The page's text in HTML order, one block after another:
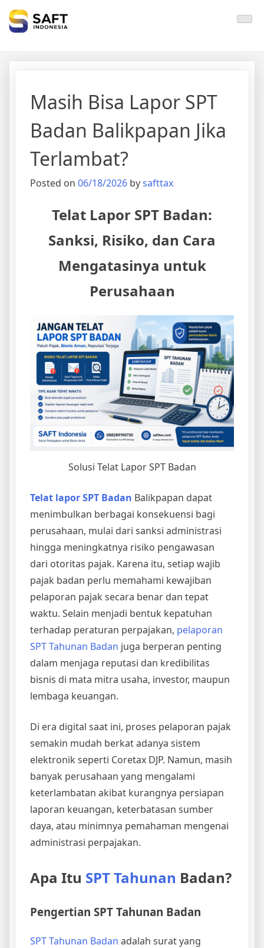
Solisi Perjakan Anda
Masih Bisa Lapor SPT
Badan Balikpapan Jika
Terlambat?
Posted on 06/18/2026 bysafttax
Telat Lapor SPT Badan:
Sanksi, Risiko, dan Cara
Mengatasinya untuk
Perusahaan
Solusi Telat Lapor SPT Badan
Telat lapor SPT Badan Balikpapan dapat
menimbulkan berbagai konsekuensi bagi
perusahaan, mulai dari sanksi administrasi
hingga meningkatnya risiko pengawasan
dari otoritas pajak. Karena itu, setiap wajib
pajak badan perlu memahami kewajiban
pelaporan pajak secara benar dan tepat
waktu. Selain menjadi bentuk kepatuhan
terhadap peraturan perpajakan, pelaporan
SPT Tahunan Badan juga berperan penting
dalam menjaga reputasi dan kredibilitas
bisnis di mata mitra usaha, investor, maupun
lembaga keuangan.
Di era digital saat ini, proses pelaporan pajak
semakin mudah berkat adanya sistem
elektronik seperti Coretax DJP. Namun, masih
banyak perusahaan yang mengalami
keterlambatan akibat kurangnya persiapan
laporan keuangan, keterbatasan sumber
daya, atau minimnya pemahaman mengenai
administrasi perpajakan.
Apa Itu SPT Tahunan Badan?
Pengertian SPT Tahunan Badan
SPT Tahunan Badan adalah surat yang